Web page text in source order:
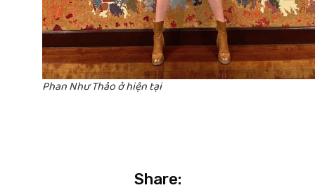
Phan Như Thảo ở hiện tại
Share: